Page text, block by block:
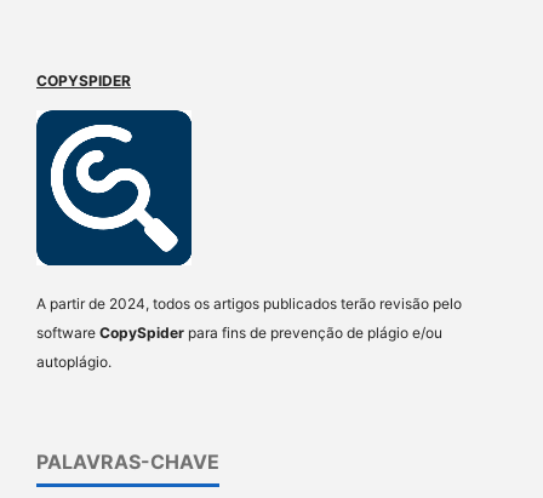
COPYSPIDER
A partir de 2024, todos os artigos publicados terão revisão pelo
software CopySpider para fins de prevenção de plágio e/ou
autoplágio.
PALAVRAS-CHAVE